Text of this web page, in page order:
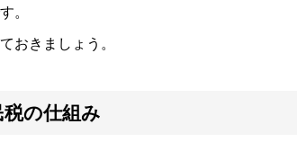
。
おきましょう。
の仕組み